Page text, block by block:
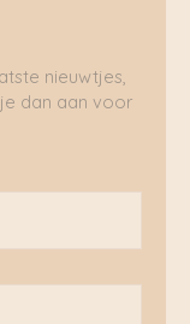
nieuwtjes,
dan aan voor